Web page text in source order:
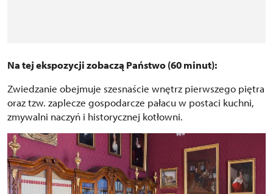
Na tej ekspozycji zobaczą Państwo (60 minut):
Zwiedzanie obejmuje szesnaście wnętrz pierwszego piętra
oraz tzw. zaplecze gospodarcze pałacu w postaci kuchni,
zmywalni naczyń i historycznej kotłowni.